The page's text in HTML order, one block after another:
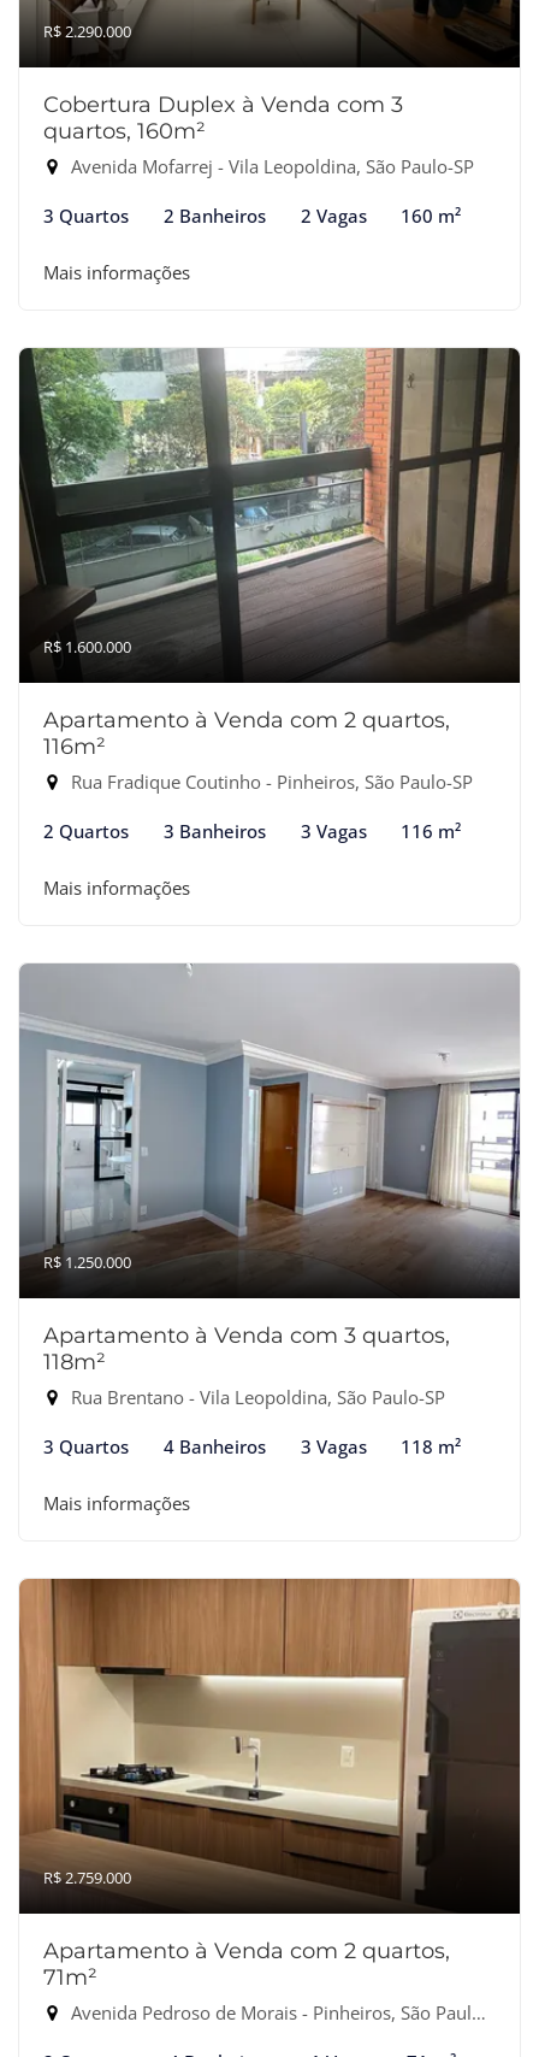
R$ 2.290.000
Cobertura Duplex à Venda com 3
quartos, 160m²
Avenida Mofarrej - Vila Leopoldina, São Paulo-SP
3 Quartos 2 Banheiros 2 Vagas 160 m²
Mais informações
R$ 1.600.000
Apartamento à Venda com 2 quartos,
116m²
Rua Fradique Coutinho - Pinheiros, São Paulo-SP
2 Quartos 3 Banheiros 3 Vagas 116 m²
Mais informações
R$ 1.250.000
Apartamento à Venda com 3 quartos,
118m²
Rua Brentano - Vila Leopoldina, São Paulo-SP
3 Quartos 4 Banheiros 3 Vagas 118 m²
Mais informações
R$ 2.759.000
Apartamento à Venda com 2 quartos,
71m²
Avenida Pedroso de Morais - Pinheiros, São Paulo-SP